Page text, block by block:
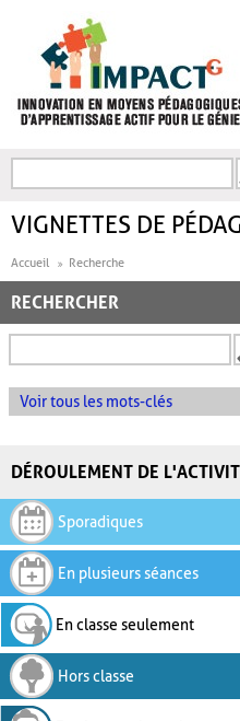
FORMULAIRE DE
VIGNETTES DE
Accueil Recherche
RECHERCHER
Voir tous les mots-clés
DÉROULEMENT DE
Sporadiques
En plusieurs séances
En classe seulement
Hors classe